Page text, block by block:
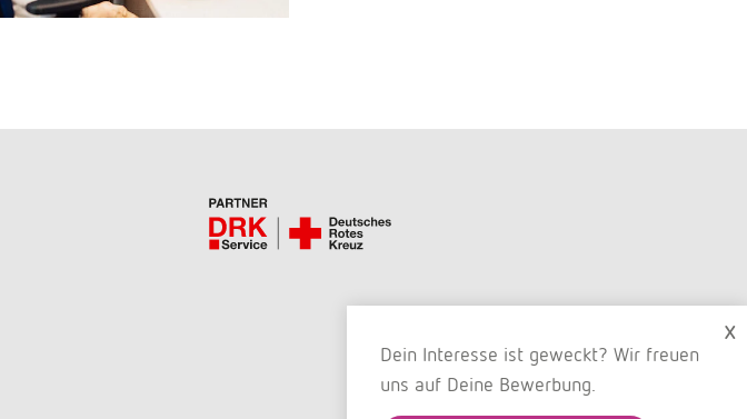
X
Dein Interesse ist geweckt? Wir freuen
uns auf Deine Bewerbung.